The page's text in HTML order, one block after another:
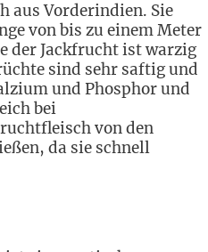
aus Vorderindien. Sie
von bis zu einem Meter
der Jackfrucht ist warzig
sind sehr saftig und
und Phosphor und
bei
von den
da sie schnell